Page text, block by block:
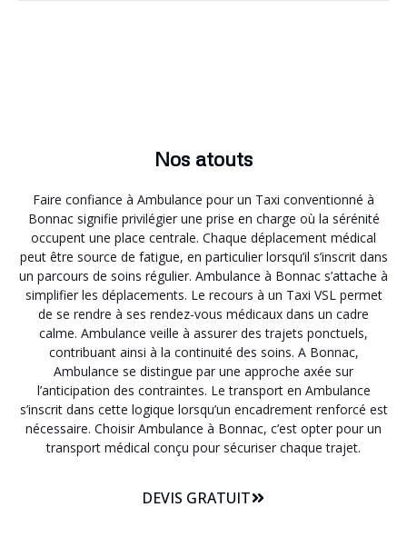
Nos atouts
Faire confiance à Ambulance pour un Taxi conventionné à
Bonnac signifie privilégier une prise en charge où la sérénité
occupent une place centrale. Chaque déplacement médical
peut être source de fatigue, en particulier lorsqu’il s’inscrit dans
un parcours de soins régulier. Ambulance à Bonnac s’attache à
simplifier les déplacements. Le recours à un Taxi VSL permet
de se rendre à ses rendez-vous médicaux dans un cadre
calme. Ambulance veille à assurer des trajets ponctuels,
contribuant ainsi à la continuité des soins. A Bonnac,
Ambulance se distingue par une approche axée sur
l’anticipation des contraintes. Le transport en Ambulance
s’inscrit dans cette logique lorsqu’un encadrement renforcé est
nécessaire. Choisir Ambulance à Bonnac, c’est opter pour un
transport médical conçu pour sécuriser chaque trajet.
DEVIS GRATUIT